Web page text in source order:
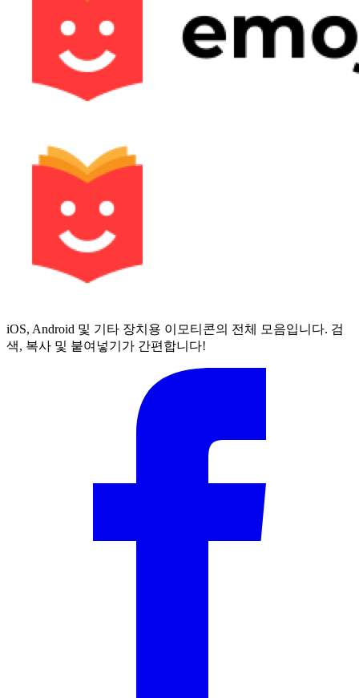
iOS, Android 및 기타 장치용 이모티콘의 전체 모음입니다. 검
색, 복사 및 붙여넣기가 간편합니다!